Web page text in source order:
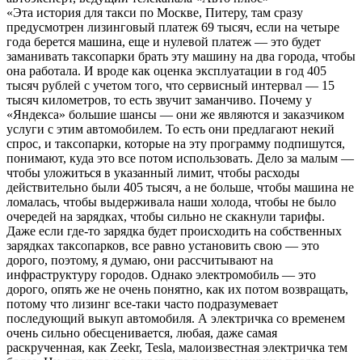
«Эта история для такси по Москве, Питеру, там сразу
предусмотрен лизинговый платеж 69 тысяч, если на четыре
года берется машина, еще и нулевой платеж — это будет
заманивать таксопарки брать эту машину на два города, чтобы
она работала. И вроде как оценка эксплуатации в год 405
тысяч рублей с учетом того, что сервисный интервал — 15
тысяч километров, то есть звучит заманчиво. Почему у
«Яндекса» большие шансы — они же являются и заказчиком
услуги с этим автомобилем. То есть они предлагают некий
спрос, и таксопарки, которые на эту программу подпишутся,
понимают, куда это все потом использовать. Дело за малым —
чтобы уложиться в указанный лимит, чтобы расходы
действительно были 405 тысяч, а не больше, чтобы машина не
ломалась, чтобы выдерживала наши холода, чтобы не было
очередей на зарядках, чтобы сильно не скакнули тарифы.
Даже если где-то зарядка будет происходить на собственных
зарядках таксопарков, все равно установить свою — это
дорого, поэтому, я думаю, они рассчитывают на
инфраструктуру городов. Однако электромобиль — это
дорого, опять же не очень понятно, как их потом возвращать,
потому что лизинг все-таки часто подразумевает
последующий выкуп автомобиля. А электричка со временем
очень сильно обесценивается, любая, даже самая
раскрученная, как Zeekr, Tesla, малоизвестная электричка тем